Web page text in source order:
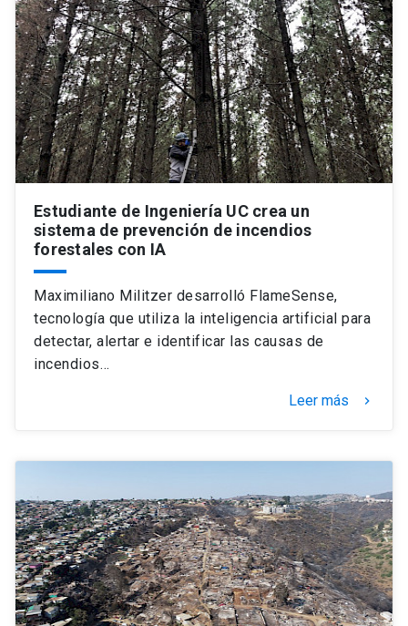
Estudiante de Ingeniería UC crea un
sistema de prevención de incendios
forestales con IA
Maximiliano Militzer desarrolló FlameSense,
tecnología que utiliza la inteligencia artificial para
detectar, alertar e identificar las causas de
incendios…
Leer más keyboard_arrow_right